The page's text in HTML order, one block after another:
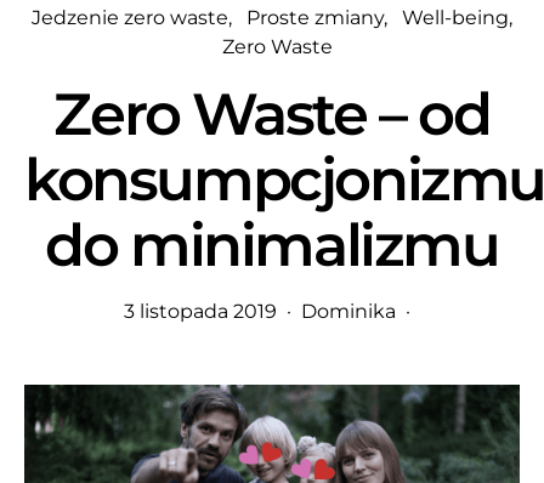
Jedzenie zero waste Proste zmiany
Well-being
Zero Waste
Zero Waste – od
do minimalizmu
3 listopada 2019 Dominika